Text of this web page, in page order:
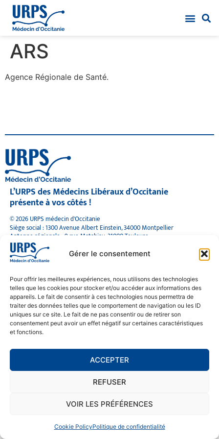
Gérer le consentement
Pour offrir les meilleures expériences, nous utilisons des technologies
telles que les cookies pour stocker et/ou accéder aux informations des
appareils. Le fait de consentir à ces technologies nous permettra de
traiter des données telles que le comportement de navigation ou les ID
uniques sur ce site. Le fait de ne pas consentir ou de retirer son
consentement peut avoir un effet négatif sur certaines caractéristiques
et fonctions.
ACCEPTER
REFUSER
VOIR LES PRÉFÉRENCES
Cookie PolicyPolitique de confidentialité
ARS
Agence Régionale de Santé.
L’URPS des Médecins Libéraux d’Occitanie
présente à vos côtés !
© 2026 URPS médecin d'Occitanie
Siège social : 1300 Avenue Albert Einstein, 34000 Montpellier
Antenne régionale : 9 rue Matabiau, 31000 Toulouse
05 61 15 80 90
Accueil : Lundi au Vendredi | 08h30 – 17h30
CONTACT
MENTIONS LÉGALES
POLITIQUE DE CONFIDENTIALITÉ
COOKIE POLICY (EU)
MONTPELLIER